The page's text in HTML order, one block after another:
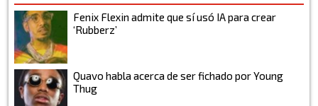
Fenix Flexin admite que sí usó IA para crear
‘Rubberz’
Quavo habla acerca de ser fichado por Young
Thug